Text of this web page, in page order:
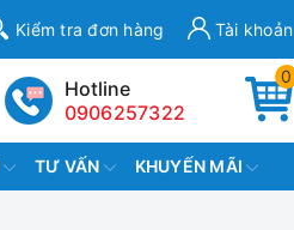
Kiểm tra đơn hàng Tài khoản
0
Hotline
0906257322
TƯ VẤN KHUYẾN MÃI